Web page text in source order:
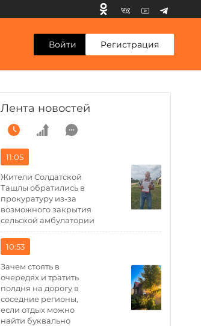
Войти Регистрация
Лента новостей
11:05
Жители Солдатской
Ташлы обратились в
прокуратуру из-за
возможного закрытия
сельской амбулатории
10:53
Зачем стоять в
очередях и тратить
полдня на дорогу в
соседние регионы,
если отдых можно
найти буквально